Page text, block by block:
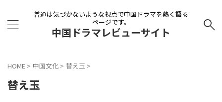
普通は気づかないような視点で中国ドラマを熱く語る
ページです。
中国ドラマレビューサイト
HOME > 中国文化 > 替え玉 >
替え玉